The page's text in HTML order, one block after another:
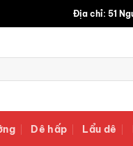
Địa chỉ: 51
Dê hấp Lẩu dê